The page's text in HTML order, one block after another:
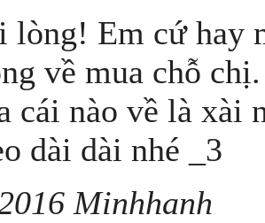
lòng! Em cứ hay
về mua chỗ
cái nào về là xài
dài dài nhé _3
Minhhanh